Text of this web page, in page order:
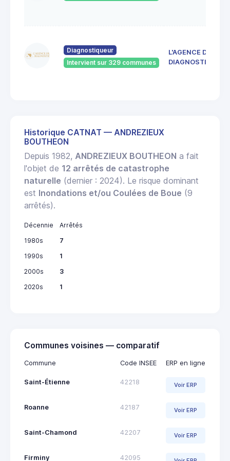
Diagnostiqueur
Intervient sur 329 communes
L'AGENCE DU
DIAGNOSTIC
Historique CATNAT — ANDREZIEUX
BOUTHEON
Depuis 1982, ANDREZIEUX BOUTHEON a fait
l'objet de 12 arrêtés de catastrophe
naturelle (dernier : 2024). Le risque dominant
est Inondations et/ou Coulées de Boue (9
arrêtés).
Décennie
Arrêtés
1980s
7
1990s
1
2000s
3
2020s
1
Communes voisines — comparatif
Commune Code INSEE ERP en ligne
Saint-Étienne 42218 Voir ERP
Roanne 42187 Voir ERP
Saint-Chamond 42207 Voir ERP
Firminy 42095